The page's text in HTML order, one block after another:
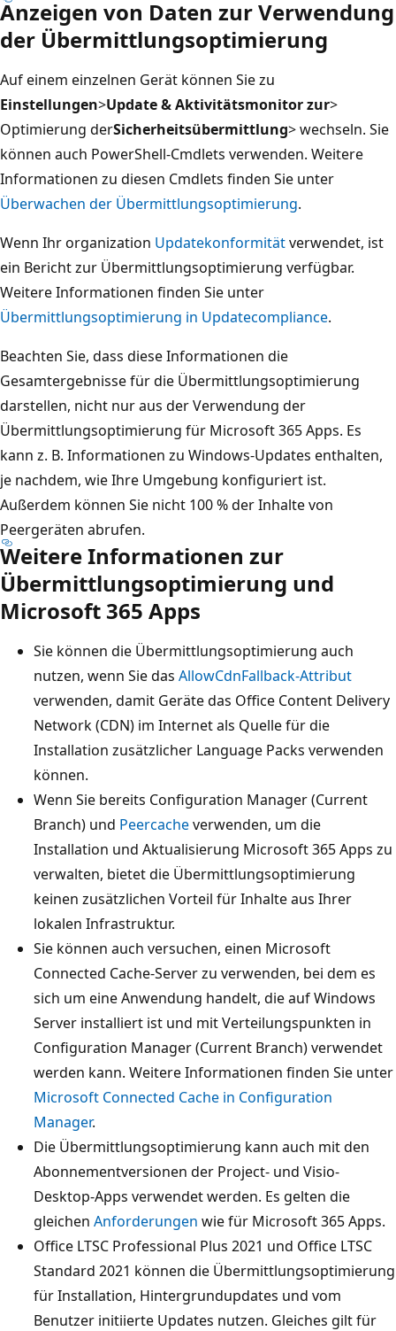
Anzeigen von Daten zur Verwendung
der Übermittlungsoptimierung
Auf einem einzelnen Gerät können Sie zu
Einstellungen>Update & Aktivitätsmonitor zur>
Optimierung derSicherheitsübermittlung> wechseln. Sie
können auch PowerShell-Cmdlets verwenden. Weitere
Informationen zu diesen Cmdlets finden Sie unter
Überwachen der Übermittlungsoptimierung.
Wenn Ihr organization Updatekonformitätverwendet, ist
ein Bericht zur Übermittlungsoptimierung verfügbar.
Weitere Informationen finden Sie unter
Übermittlungsoptimierung in Updatecompliance.
Beachten Sie, dass diese Informationen die
Gesamtergebnisse für die Übermittlungsoptimierung
darstellen, nicht nur aus der Verwendung der
Übermittlungsoptimierung für Microsoft 365 Apps. Es
kann z. B. Informationen zu Windows-Updates enthalten,
je nachdem, wie Ihre Umgebung konfiguriert ist.
Außerdem können Sie nicht 100 % der Inhalte von
Peergeräten abrufen.
Weitere Informationen zur
Übermittlungsoptimierung und
Microsoft 365 Apps
Sie können die Übermittlungsoptimierung auch
nutzen, wenn Sie das AllowCdnFallback-Attribut
verwenden, damit Geräte das Office Content Delivery
Network (CDN) im Internet als Quelle für die
Installation zusätzlicher Language Packs verwenden
können.
Wenn Sie bereits Configuration Manager (Current
Branch) und Peercacheverwenden, um die
Installation und Aktualisierung Microsoft 365 Apps zu
verwalten, bietet die Übermittlungsoptimierung
keinen zusätzlichen Vorteil für Inhalte aus Ihrer
lokalen Infrastruktur.
Sie können auch versuchen, einen Microsoft
Connected Cache-Server zu verwenden, bei dem es
sich um eine Anwendung handelt, die auf Windows
Server installiert ist und mit Verteilungspunkten in
Configuration Manager (Current Branch) verwendet
werden kann. Weitere Informationen finden Sie unter
Microsoft Connected Cache in Configuration
Manager.
Die Übermittlungsoptimierung kann auch mit den
Abonnementversionen der Project- und Visio-
Desktop-Apps verwendet werden. Es gelten die
gleichen Anforderungen wie für Microsoft 365 Apps.
Office LTSC Professional Plus 2021 und Office LTSC
Standard 2021 können die Übermittlungsoptimierung
für Installation, Hintergrundupdates und vom
Benutzer initiierte Updates nutzen. Gleiches gilt für